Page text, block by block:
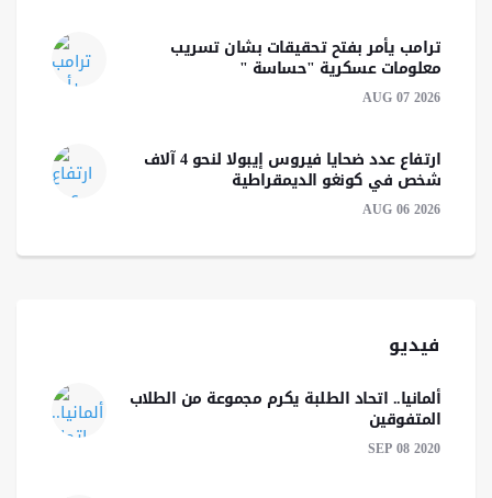
ترامب يأمر بفتح تحقيقات بشان تسريب
معلومات عسكرية "حساسة "
AUG 07 2026
ارتفاع عدد ضحايا فيروس إيبولا لنحو 4 آلاف
شخص في كونغو الديمقراطية
AUG 06 2026
فيديو
ألمانيا.. اتحاد الطلبة يكرم مجموعة من الطلاب
المتفوقين
SEP 08 2020